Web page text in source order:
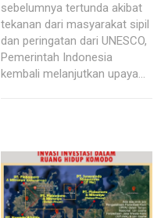
sebelumnya tertunda akibat
tekanan dari masyarakat sipil
dan peringatan dari UNESCO,
Pemerintah Indonesia
kembali melanjutkan upaya...